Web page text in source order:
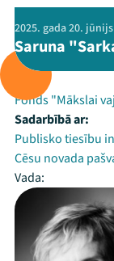
2025. gada 20. jūnijs
Saruna
Fonds "Mākslai
Sadarbībā ar:
Publisko tiesību
Cēsu novada
Vada: